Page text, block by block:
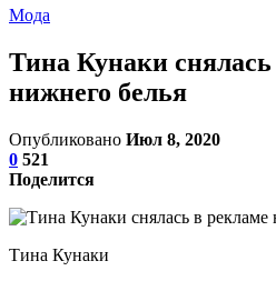
Мода
Тина Кунаки
нижнего белья
Опубликовано Июл 8, 2020
0 521
Поделится
Тина Кунаки